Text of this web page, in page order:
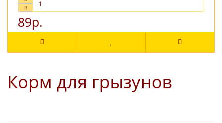
89р.
Корм для грызунов